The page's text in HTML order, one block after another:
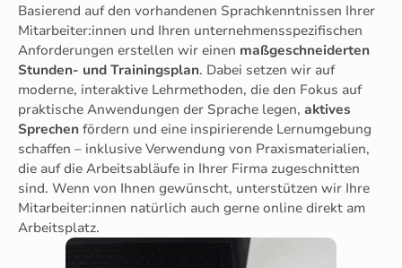
Basierend auf den vorhandenen Sprachkenntnissen Ihrer
Mitarbeiter:innen und Ihren unternehmensspezifischen
Anforderungen erstellen wir einen maßgeschneiderten
Stunden- und Trainingsplan. Dabei setzen wir auf
moderne, interaktive Lehrmethoden, die den Fokus auf
praktische Anwendungen der Sprache legen, aktives
Sprechen fördern und eine inspirierende Lernumgebung
schaffen – inklusive Verwendung von Praxismaterialien,
die auf die Arbeitsabläufe in Ihrer Firma zugeschnitten
sind. Wenn von Ihnen gewünscht, unterstützen wir Ihre
Mitarbeiter:innen natürlich auch gerne online direkt am
Arbeitsplatz.